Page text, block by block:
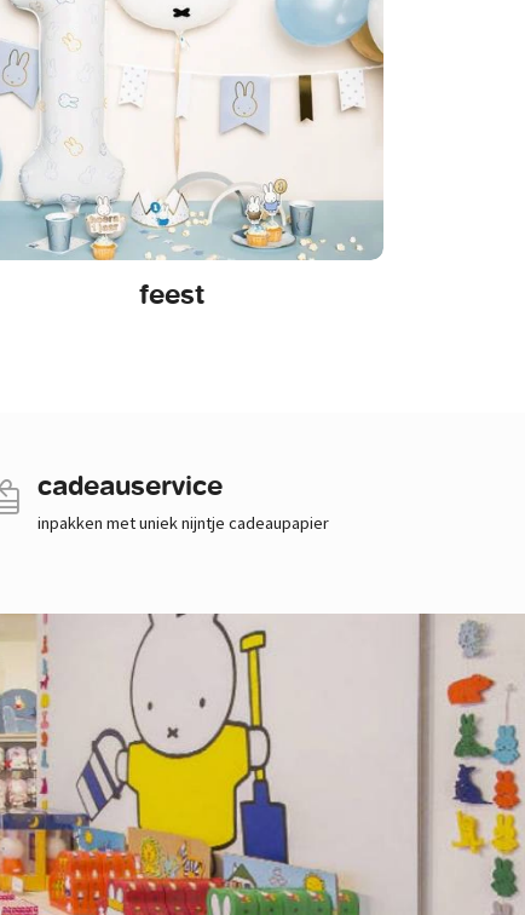
feest
cadeauservice
inpakken met uniek nijntje cadeaupapier